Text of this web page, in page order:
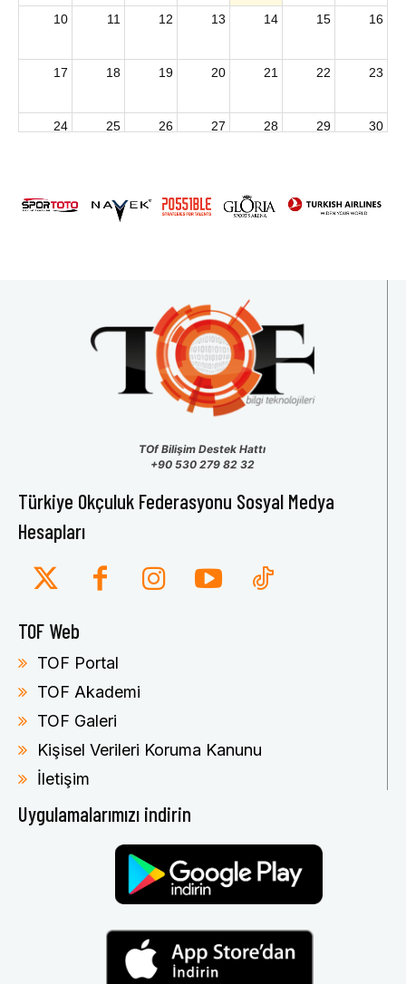
10 11 12 13 14 15 16
17 18 19 20 21 22 23
24 25 26 27 28 29 30
TOf Bilişim Destek Hattı
+90 530 279 82 32
Türkiye Okçuluk Federasyonu Sosyal Medya
Hesapları
TOF Web
TOF Portal
TOF Akademi
TOF Galeri
Kişisel Verileri Koruma Kanunu
İletişim
Uygulamalarımızı indirin